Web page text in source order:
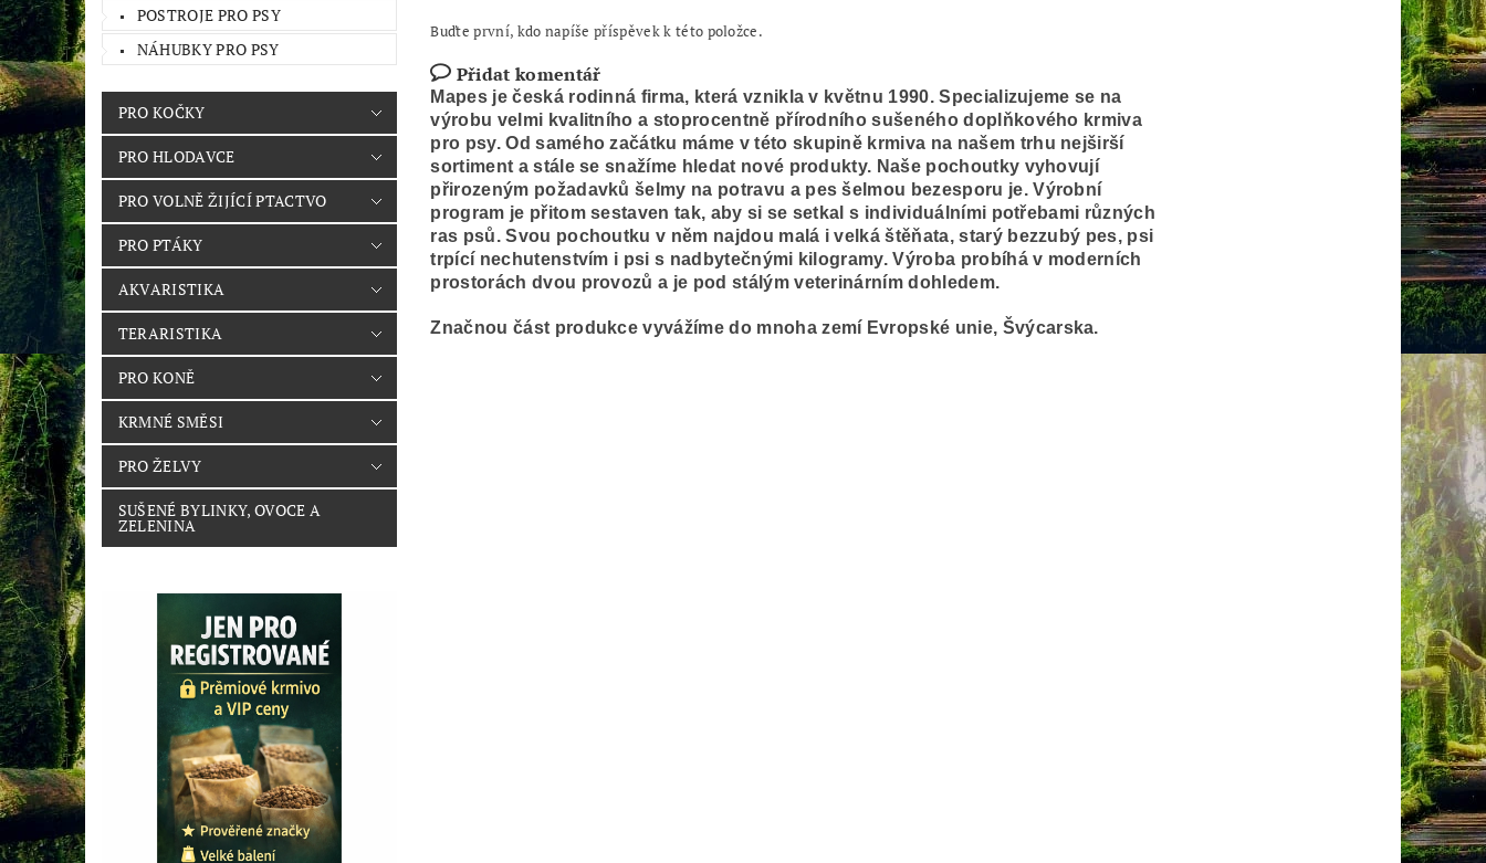
POSTROJE PRO PSY
NÁHUBKY PRO PSY
PRO KOČKY
PRO HLODAVCE
PRO VOLNĚ ŽIJÍCÍ PTACTVO
PRO PTÁKY
AKVARISTIKA
TERARISTIKA
PRO KONĚ
KRMNÉ SMĚSI
PRO ŽELVY
SUŠENÉ BYLINKY, OVOCE A
ZELENINA
Buďte první, kdo napíše příspěvek k této položce.
Přidat komentář
Mapes je česká rodinná firma, která vznikla v květnu 1990. Specializujeme se na
výrobu velmi kvalitního a stoprocentně přírodního sušeného doplňkového krmiva
pro psy. Od samého začátku máme v této skupině krmiva na našem trhu nejširší
sortiment a stále se snažíme hledat nové produkty. Naše pochoutky vyhovují
přirozeným požadavků šelmy na potravu a pes šelmou bezesporu je. Výrobní
program je přitom sestaven tak, aby si se setkal s individuálními potřebami různých
ras psů. Svou pochoutku v něm najdou malá i velká štěňata, starý bezzubý pes, psi
trpící nechutenstvím i psi s nadbytečnými kilogramy. Výroba probíhá v moderních
prostorách dvou provozů a je pod stálým veterinárním dohledem.
Značnou část produkce vyvážíme do mnoha zemí Evropské unie, Švýcarska.